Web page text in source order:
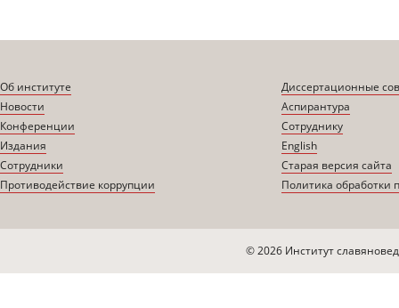
Об институте
Новости
Конференции
Издания
Сотрудники
Противодействие коррупции
Диссертационные
Аспирантура
Сотруднику
English
Старая версия сайта
Политика обработки
© 2026 Институт